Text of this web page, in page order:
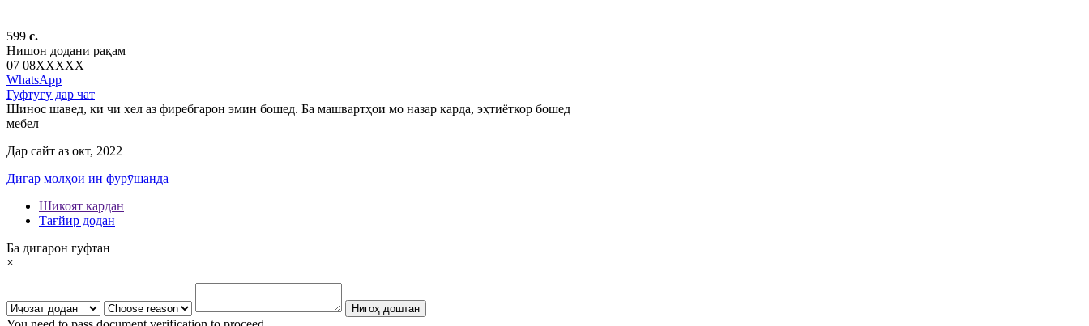
599 c.
Нишон додани рақам
07 08XXXXX
WhatsApp
Гуфтугӯ дар чат
Шинос шавед, ки чи хел аз фиребгарон эмин бошед. Ба машвартҳои мо назар карда, эҳтиёткор бошед
мебел
Дар сайт аз окт, 2022
Дигар молҳои ин фурӯшанда
Шикоят кардан
Тағйир додан
Ба дигарон гуфтан
×